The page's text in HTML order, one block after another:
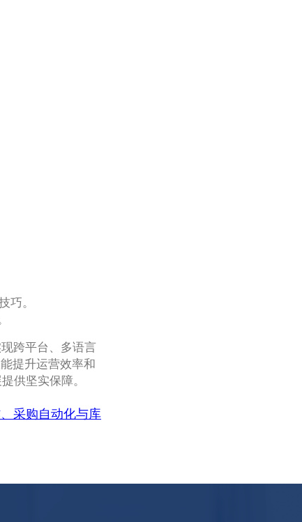
巧。
跨平台、多语言
提升运营效率和
供坚实保障。
采购自动化与库